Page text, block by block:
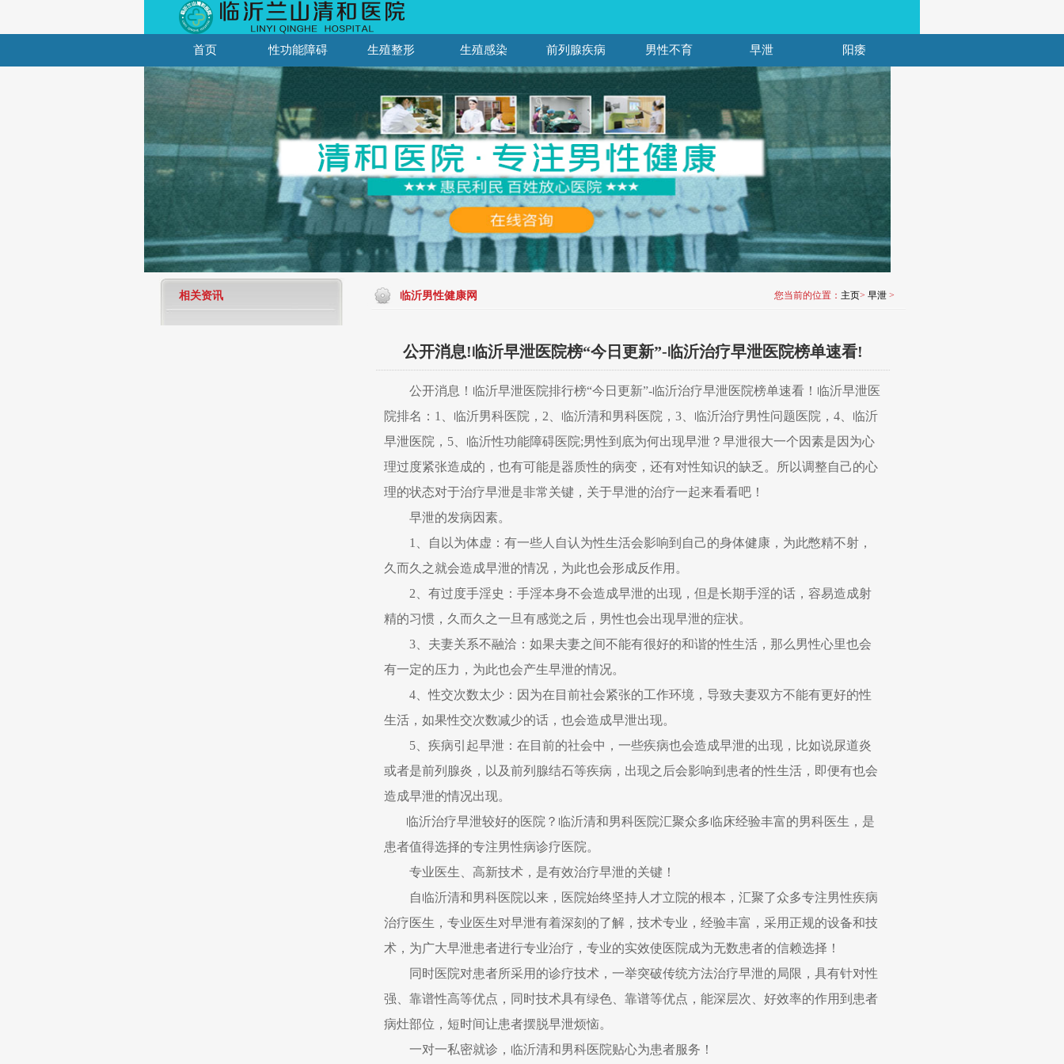
首页 性功能障碍 生殖整形 生殖感染 前列腺疾病 男性不育 早泄 阳痿
相关资讯 临沂男性健康网 您当前的位置： 主页>早泄 >
公开消息!临沂早泄医院榜“今日更新”-临沂治疗早泄医院榜单速看!
公开消息！ 临沂早泄医院排行榜“今日更新”-临沂治疗早泄医院榜单速看！ 临沂早泄医
院排名： 1、 临沂男科医院， 2、 临沂清和男科医院，3、 临沂治疗男性问题医院，4、 临沂
早泄医院， 5、 临沂性功能障碍医院;男性到底为何出现早泄？早泄很大一个因素是因为心
理过度紧张造成的，也有可能是器质性的病变，还有对性知识的缺乏。所以调整自己的心
理的状态对于治疗早泄是非常关键，关于早泄的治疗一起来看看吧！
早泄的发病因素。
1、自以为体虚：有一些人自认为性生活会影响到自己的身体健康，为此憋精不射，
久而久之就会造成早泄的情况，为此也会形成反作用。
2、有过度手淫史：手淫本身不会造成早泄的出现，但是长期手淫的话，容易造成射
精的习惯，久而久之一旦有感觉之后，男性也会出现早泄的症状。
3、夫妻关系不融洽：如果夫妻之间不能有很好的和谐的性生活，那么男性心里也会
有一定的压力，为此也会产生早泄的情况。
4、性交次数太少：因为在目前社会紧张的工作环境，导致夫妻双方不能有更好的性
生活，如果性交次数减少的话，也会造成早泄出现。
5、疾病引起早泄：在目前的社会中，一些疾病也会造成早泄的出现，比如说尿道炎
或者是前列腺炎，以及前列腺结石等疾病，出现之后会影响到患者的性生活，即便有也会
造成早泄的情况出现。
临沂治疗早泄较好的医院？ 临沂清和男科医院汇聚众多临床经验丰富的男科医生，是
患者值得选择的专注男性病诊疗医院。
专业医生、高新技术，是有效治疗早泄的关键！
自临沂清和男科医院以来，医院始终坚持人才立院的根本，汇聚了众多专注男性疾病
治疗医生，专业医生对早泄有着深刻的了解，技术专业，经验丰富，采用正规的设备和技
术，为广大早泄患者进行专业治疗，专业的实效使医院成为无数患者的信赖选择！
同时医院对患者所采用的诊疗技术，一举突破传统方法治疗早泄的局限，具有针对性
强、靠谱性高等优点，同时技术具有绿色、靠谱等优点，能深层次、好效率的作用到患者
病灶部位，短时间让患者摆脱早泄烦恼。
一对一私密就诊， 临沂清和男科医院贴心为患者服务！